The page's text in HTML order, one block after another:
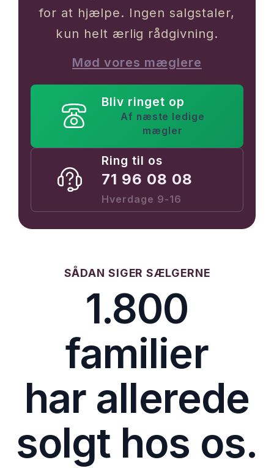
for at hjælpe. Ingen salgstaler,
kun helt ærlig rådgivning.
Mød vores mæglere
Bliv ringet op
Af næste ledige
mægler
Ring til os
71 96 08 08
Hverdage 9-16
SÅDAN SIGER SÆLGERNE
1.800
familier
har allerede
solgt hos os.